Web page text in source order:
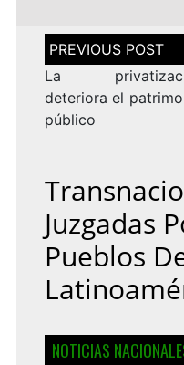
Navegación
de
entradas
La
deteriora el
público
Juzgadas
Pueblos
NOTICIAS